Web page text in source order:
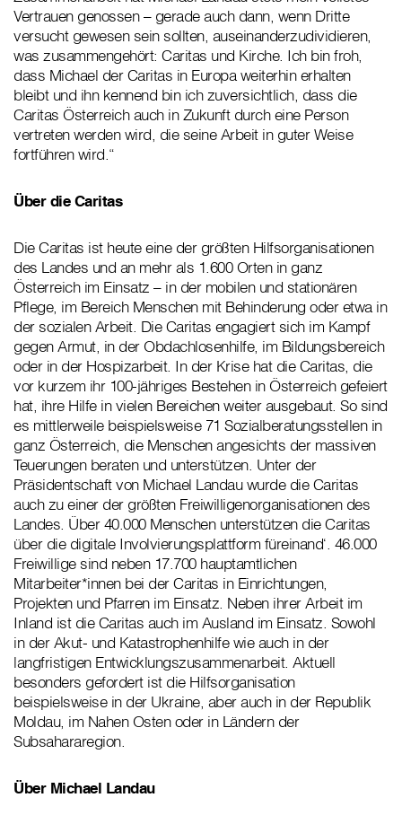
Vertrauen genossen – gerade auch dann, wenn Dritte
versucht gewesen sein sollten, auseinanderzudividieren,
was zusammengehört: Caritas und Kirche. Ich bin froh,
dass Michael der Caritas in Europa weiterhin erhalten
bleibt und ihn kennend bin ich zuversichtlich, dass die
Caritas Österreich auch in Zukunft durch eine Person
vertreten werden wird, die seine Arbeit in guter Weise
fortführen wird.“
Über die Caritas
Die Caritas ist heute eine der größten Hilfsorganisationen
des Landes und an mehr als 1.600 Orten in ganz
Österreich im Einsatz – in der mobilen und stationären
Pflege, im Bereich Menschen mit Behinderung oder etwa in
der sozialen Arbeit. Die Caritas engagiert sich im Kampf
gegen Armut, in der Obdachlosenhilfe, im Bildungsbereich
oder in der Hospizarbeit. In der Krise hat die Caritas, die
vor kurzem ihr 100-jähriges Bestehen in Österreich gefeiert
hat, ihre Hilfe in vielen Bereichen weiter ausgebaut. So sind
es mittlerweile beispielsweise 71 Sozialberatungsstellen in
ganz Österreich, die Menschen angesichts der massiven
Teuerungen beraten und unterstützen. Unter der
Präsidentschaft von Michael Landau wurde die Caritas
auch zu einer der größten Freiwilligenorganisationen des
Landes. Über 40.000 Menschen unterstützen die Caritas
über die digitale Involvierungsplattform füreinand‘. 46.000
Freiwillige sind neben 17.700 hauptamtlichen
Mitarbeiter*innen bei der Caritas in Einrichtungen,
Projekten und Pfarren im Einsatz. Neben ihrer Arbeit im
Inland ist die Caritas auch im Ausland im Einsatz. Sowohl
in der Akut- und Katastrophenhilfe wie auch in der
langfristigen Entwicklungszusammenarbeit. Aktuell
besonders gefordert ist die Hilfsorganisation
beispielsweise in der Ukraine, aber auch in der Republik
Moldau, im Nahen Osten oder in Ländern der
Subsahararegion.
Über Michael Landau